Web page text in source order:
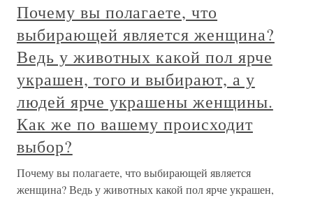
Почему вы полагаете, что
выбирающей является женщина?
Ведь у животных какой пол ярче
украшен, того и выбирают, а у
людей ярче украшены женщины.
Как же по вашему происходит
выбор?
Почему вы полагаете, что выбирающей является
женщина? Ведь у животных какой пол ярче украшен,